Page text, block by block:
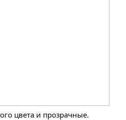
цвета и прозрачные.